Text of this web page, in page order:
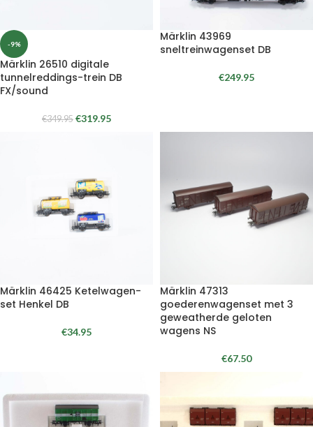
-9%
Märklin 26510 digitale
tunnelreddings-trein DB
FX/sound
€349.95 €319.95
Märklin 43969
sneltreinwagenset DB
€249.95
Märklin 46425 Ketelwagen-
set Henkel DB
€34.95
Märklin 47313
goederenwagenset met 3
geweatherde geloten
wagens NS
€67.50